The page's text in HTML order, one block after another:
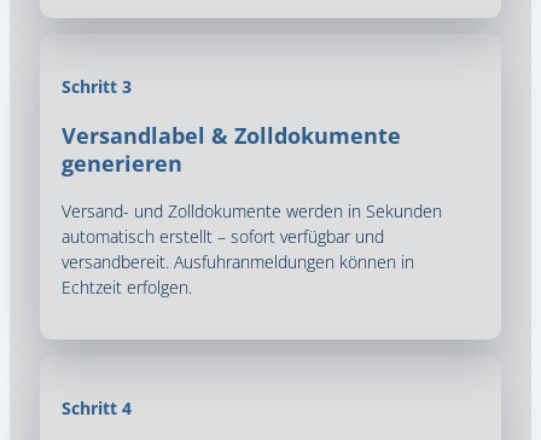
Schritt 3
Versandlabel & Zolldokumente
generieren
Versand- und Zolldokumente werden in Sekunden
automatisch erstellt – sofort verfügbar und
versandbereit. Ausfuhranmeldungen können in
Echtzeit erfolgen.
Schritt 4